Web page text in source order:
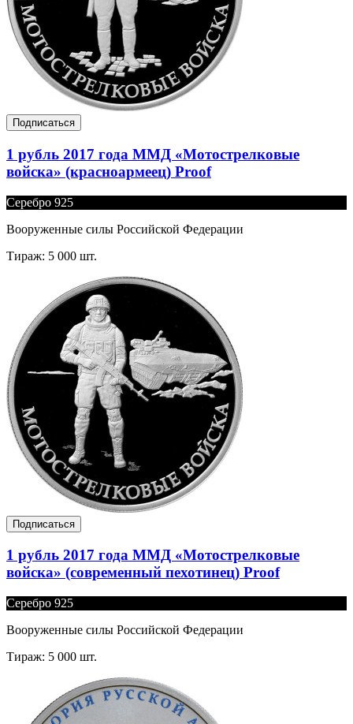
Подписаться
1 рубль 2017 года ММД «Мотострелковые
войска» (красноармеец) Proof
Серебро 925
Вооруженные силы Российской Федерации
Тираж: 5 000 шт.
Подписаться
1 рубль 2017 года ММД «Мотострелковые
войска» (современный пехотинец) Proof
Серебро 925
Вооруженные силы Российской Федерации
Тираж: 5 000 шт.